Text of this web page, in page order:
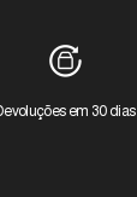
em 30 dias